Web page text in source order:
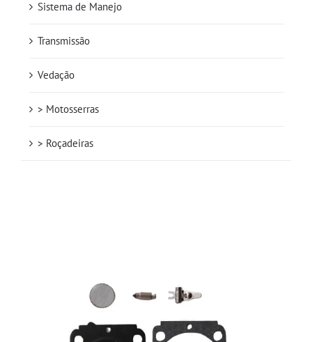
Sistema de Manejo
Transmissão
Vedação
> Motosserras
> Roçadeiras